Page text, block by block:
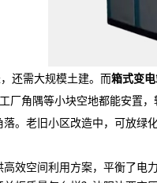
还需大规模土建。而箱式变
角隅等小块空地都能安置
。老旧小区改造中，可放
效空间利用方案，平衡了电